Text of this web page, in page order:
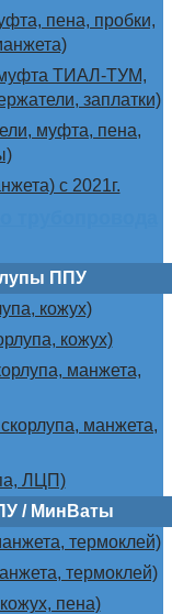
пена, пробки,
ТИАЛ-ТУМ,
заплатки)
муфта, пена,
с 2021г.
ППУ
кожух)
кожух)
манжета,
манжета,
ЛЦП)
/ МинВаты
термоклей)
термоклей)
пена)